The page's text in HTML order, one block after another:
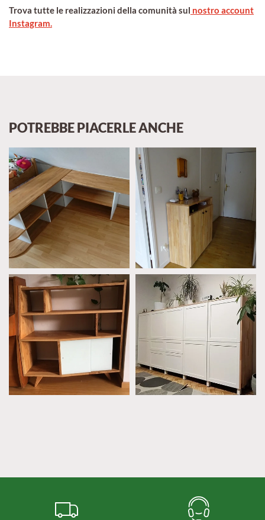
Trova tutte le realizzazioni della comunità sul nostro account
Instagram.
POTREBBE PIACERLE ANCHE